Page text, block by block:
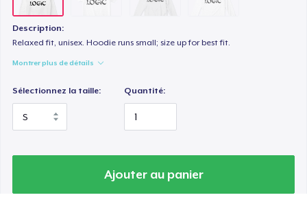
Description:
Relaxed fit, unisex. Hoodie runs small; size up for best fit.
Montrer plus de détails
Sélectionnez la taille: Quantité:
Ajouter au panier